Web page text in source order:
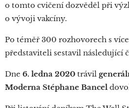
o tomto cvičení dozvěděl při
o vývoji vakcíny.
Po téměř 300 rozhovorech s
představiteli sestavil následující
Dne 6. ledna 2020 trávil
Moderna Stéphane Bancel